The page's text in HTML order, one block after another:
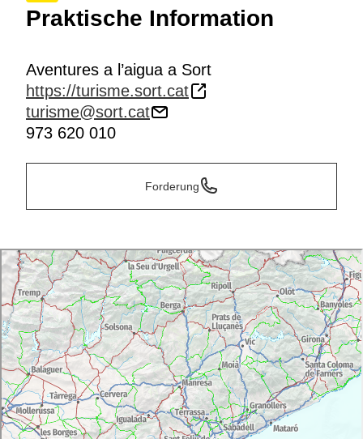
Praktische Information
Aventures a l’aigua a Sort
https://turisme.sort.cat
turisme@sort.cat
973 620 010
Forderung